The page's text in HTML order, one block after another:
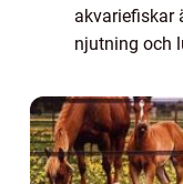
akvariefiskar
njutning och
akvariefiskar